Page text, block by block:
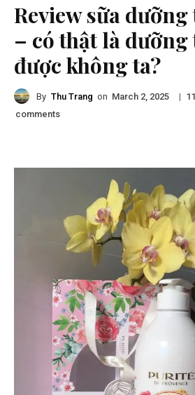
Review sữa
– có thật là
được không ta?
By Thu Trang on March 2, 2025 |
comments